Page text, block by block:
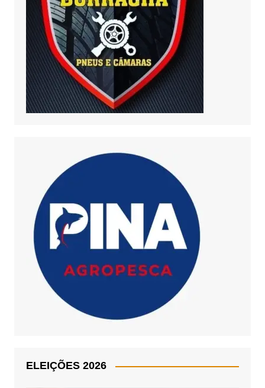
ELEIÇÕES 2026